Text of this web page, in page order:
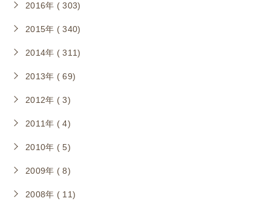
2016年 ( 303)
2015年 ( 340)
2014年 ( 311)
2013年 ( 69)
2012年 ( 3)
2011年 ( 4)
2010年 ( 5)
2009年 ( 8)
2008年 ( 11)